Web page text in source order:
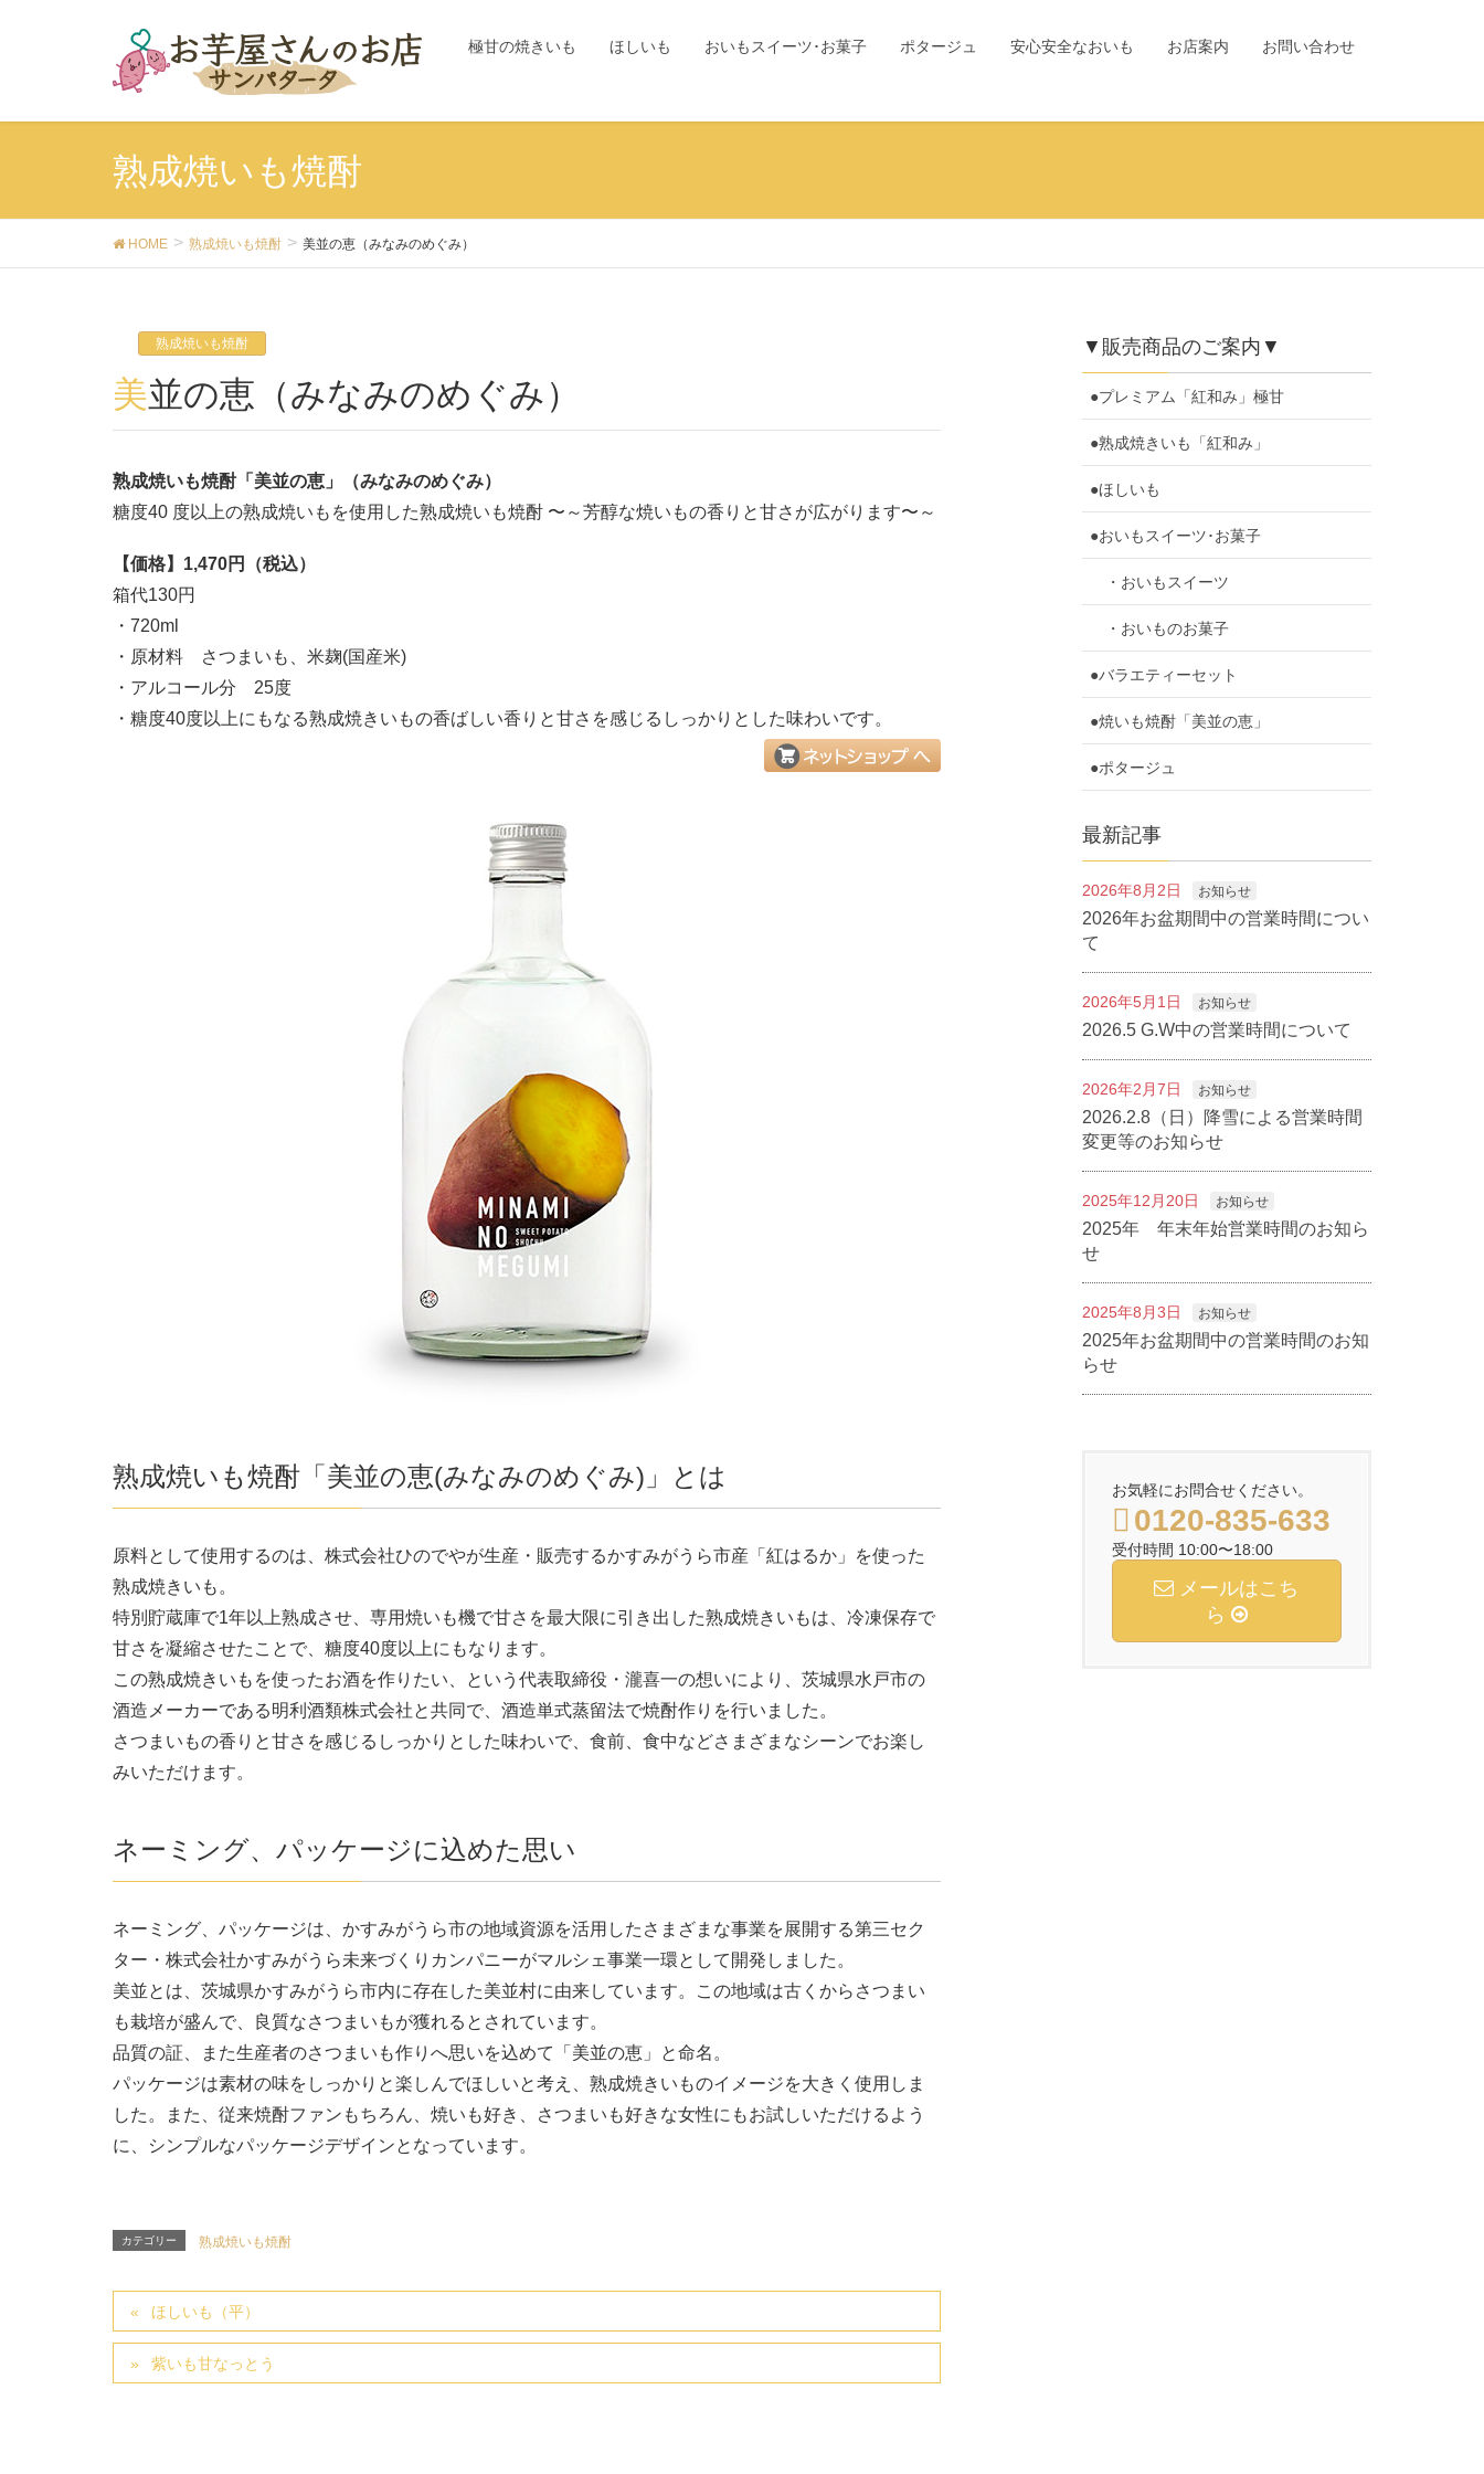
極甘の焼きいも ほしいも おいもスイーツ･お菓子 ポタージュ 安心安全なおいも お店案内 お問い合わせ
熟成焼いも焼酎
HOME 熟成焼いも焼酎 美並の恵（みなみのめぐみ）
熟成焼いも焼酎
美並の恵（みなみのめぐみ）
熟成焼いも焼酎「美並の恵」（みなみのめぐみ）
糖度40 度以上の熟成焼いもを使⽤した熟成焼いも焼酎 〜～芳醇な焼いもの⾹りと甘さが広がります〜～
【価格】1,470円（税込）
箱代130円
・720ml
・原材料 さつまいも、米麹(国産米)
・アルコール分 25度
・糖度40度以上にもなる熟成焼きいもの香ばしい香りと甘さを感じるしっかりとした味わいです。
熟成焼いも焼酎「美並の恵(みなみのめぐみ)」とは
原料として使用するのは、株式会社ひのでやが生産・販売するかすみがうら市産「紅はるか」を使った
熟成焼きいも。
特別貯蔵庫で1年以上熟成させ、専用焼いも機で甘さを最大限に引き出した熟成焼きいもは、冷凍保存で
甘さを凝縮させたことで、糖度40度以上にもなります。
この熟成焼きいもを使ったお酒を作りたい、という代表取締役・瀧喜一の想いにより、茨城県水戸市の
酒造メーカーである明利酒類株式会社と共同で、酒造単式蒸留法で焼酎作りを行いました。
さつまいもの香りと甘さを感じるしっかりとした味わいで、食前、食中などさまざまなシーンでお楽し
みいただけます。
ネーミング、パッケージに込めた思い
ネーミング、パッケージは、かすみがうら市の地域資源を活用したさまざまな事業を展開する第三セク
ター・株式会社かすみがうら未来づくりカンパニーがマルシェ事業一環として開発しました。
美並とは、茨城県かすみがうら市内に存在した美並村に由来しています。この地域は古くからさつまい
も栽培が盛んで、良質なさつまいもが獲れるとされています。
品質の証、また生産者のさつまいも作りへ思いを込めて「美並の恵」と命名。
パッケージは素材の味をしっかりと楽しんでほしいと考え、熟成焼きいものイメージを大きく使用しま
した。また、従来焼酎ファンもちろん、焼いも好き、さつまいも好きな女性にもお試しいただけるよう
に、シンプルなパッケージデザインとなっています。
カテゴリー 熟成焼いも焼酎
ほしいも（平）
紫いも甘なっとう
▼販売商品のご案内▼
●プレミアム「紅和み」極甘
●熟成焼きいも「紅和み」
●ほしいも
●おいもスイーツ･お菓子
・おいもスイーツ
・おいものお菓子
●バラエティーセット
●焼いも焼酎「美並の恵」
●ポタージュ
最新記事
2026年8月2日 お知らせ
2026年お盆期間中の営業時間につい
て
2026年5月1日 お知らせ
2026.5 G.W中の営業時間について
2026年2月7日 お知らせ
2026.2.8（日）降雪による営業時間
変更等のお知らせ
2025年12月20日 お知らせ
2025年 年末年始営業時間のお知ら
せ
2025年8月3日 お知らせ
2025年お盆期間中の営業時間のお知
らせ
お気軽にお問合せください。
0120-835-633
受付時間 10:00〜18:00
メールはこち
ら